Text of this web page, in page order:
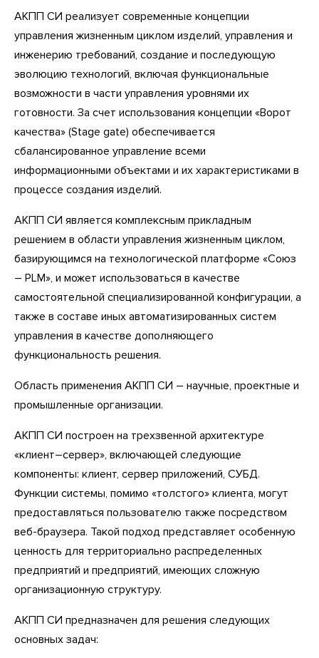
АКПП СИ реализует современные концепции
управления жизненным циклом изделий, управления и
инженерию требований, создание и последующую
эволюцию технологий, включая функциональные
возможности в части управления уровнями их
готовности. За счет использования концепции «Ворот
качества» (Stage gate) обеспечивается
сбалансированное управление всеми
информационными объектами и их характеристиками в
процессе создания изделий.
АКПП СИ является комплексным прикладным
решением в области управления жизненным циклом,
базирующимся на технологической платформе «Союз
– PLM», и может использоваться в качестве
самостоятельной специализированной конфигурации, а
также в составе иных автоматизированных систем
управления в качестве дополняющего
функциональность решения.
Область применения АКПП СИ – научные, проектные и
промышленные организации.
АКПП СИ построен на трехзвенной архитектуре
«клиент–сервер», включающей следующие
компоненты: клиент, сервер приложений, СУБД.
Функции системы, помимо «толстого» клиента, могут
предоставляться пользователю также посредством
веб-браузера. Такой подход представляет особенную
ценность для территориально распределенных
предприятий и предприятий, имеющих сложную
организационную структуру.
АКПП СИ предназначен для решения следующих
основных задач: